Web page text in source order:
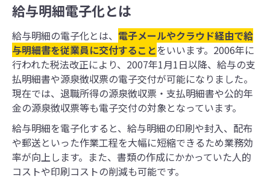
給与明細電子化とは
給与明細の電子化とは、 電子メールやクラウド経由で給
与明細書を従業員に交付することをいいます。2006年に
行われた税法改正により、2007年1月1日以降、給与の支
払明細書や源泉徴収票の電子交付が可能になりました。
現在では、退職所得の源泉徴収票・支払明細書や公的年
金の源泉徴収票等も電子交付の対象となっています。
給与明細を電子化すると、給与明細の印刷や封入、配布
や郵送といった作業工程を大幅に短縮できるため業務効
率が向上します。また、書類の作成にかかっていた人的
コストや印刷コストの削減も可能です。